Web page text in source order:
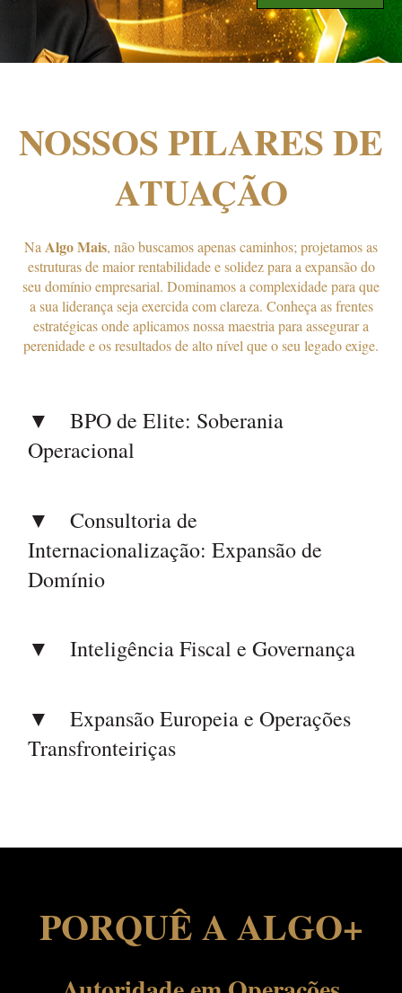
NOSSOS PILARES DE
ATUAÇÃO
NaAlgo Mais, não buscamos apenas caminhos; projetamos as
estruturas de maior rentabilidade e solidez para a expansão do
seu domínio empresarial. Dominamos a complexidade para que
a sua liderança seja exercida com clareza. Conheça as frentes
estratégicas onde aplicamos nossa maestria para assegurar a
perenidade e os resultados de alto nível que o seu legado exige.
BPO de Elite: Soberania
Operacional
Consultoria de
Internacionalização: Expansão de
Domínio
Inteligência Fiscal e Governança
Expansão Europeia e Operações
Transfronteiriças
PORQUÊ A ALGO+